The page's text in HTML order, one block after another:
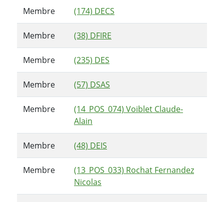
Membre (174) DECS
Membre (38) DFIRE
Membre (235) DES
Membre (57) DSAS
Membre
(14_POS_074) Voiblet Claude-
Alain
Membre (48) DEIS
Membre
(13_POS_033) Rochat Fernandez
Nicolas